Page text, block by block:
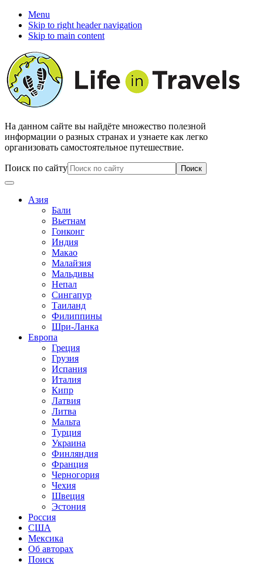
Menu
Skip to right header navigation
Skip to main content
На данном сайте вы найдёте множество полезной
информации о разных странах и узнаете как легко
организовать самостоятельное путешествие.
Поиск по сайту
Азия
Бали
Вьетнам
Гонконг
Индия
Макао
Малайзия
Мальдивы
Непал
Сингапур
Таиланд
Филиппины
Шри-Ланка
Европа
Греция
Грузия
Испания
Италия
Кипр
Латвия
Литва
Мальта
Турция
Украина
Финляндия
Франция
Черногория
Чехия
Швеция
Эстония
Россия
США
Мексика
Об авторах
Поиск